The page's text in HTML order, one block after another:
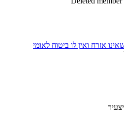
אזרח ואין לו ביטוח לאומי